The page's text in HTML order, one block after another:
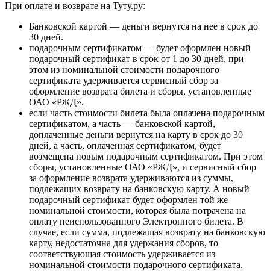
При оплате и возврате на Туту.ру:
Банковской картой — деньги вернутся на нее в срок до
30 дней.
подарочным сертификатом — будет оформлен новый
подарочный сертификат в срок от 1 до 30 дней, при
этом из номинальной стоимости подарочного
сертификата удерживается сервисный сбор за
оформление возврата билета и сборы, установленные
ОАО «РЖД».
если часть стоимости билета была оплачена подарочным
сертификатом, а часть — банковской картой,
доплаченные деньги вернутся на карту в срок до 30
дней, а часть, оплаченная сертификатом, будет
возмещена новым подарочным сертификатом. При этом
сборы, установленные ОАО «РЖД», и сервисный сбор
за оформление возврата удерживаются из суммы,
подлежащих возврату на банковскую карту. А новый
подарочный сертификат будет оформлен той же
номинальной стоимости, которая была потрачена на
оплату неиспользованного Электронного билета. В
случае, если сумма, подлежащая возврату на банковскую
карту, недостаточна для удержания сборов, то
соответствующая стоимость удерживается из
номинальной стоимости подарочного сертификата.